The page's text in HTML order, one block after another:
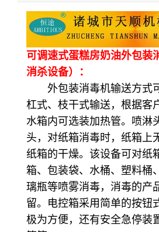
可调速式蛋糕房奶油外包装
消杀设备）：
外包装消毒机输送方式
杠式、枝干式输送，根据客
水箱内可选装加热管。喷淋
头，对纸箱消毒时，纸箱上
纸箱的干燥。该设备可对纸
箱、包装袋、水桶、塑料桶
璃瓶等喷雾消毒，消毒的产
留。电控箱采用简单的按钮
极为方便，还有安全急停装